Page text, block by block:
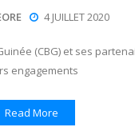
4 JUILLET 2020
(CBG) et ses
engagements
Read More